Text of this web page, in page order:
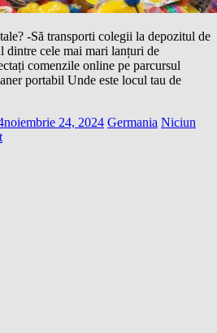
-Să transporti colegii la depozitul de
dintre cele mai mari lanțuri de
comenzile online pe parcursul
portabil Unde este locul tau de
noiembrie 24, 2024 Germania Niciun